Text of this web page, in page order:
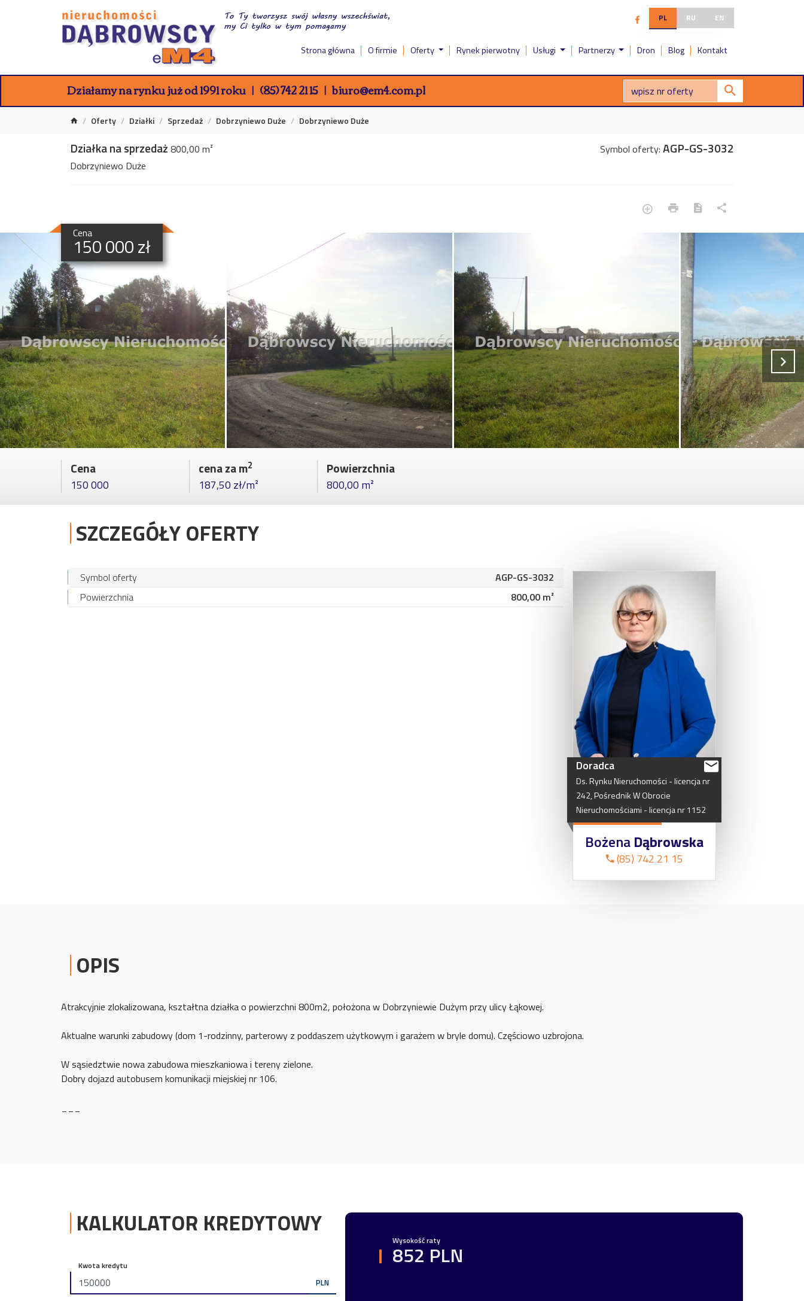
PL RU EN
Strona główna O firmie Oferty Rynek pierwotny Usługi Partnerzy Dron Blog Kontakt
Działamy na rynku już od 1991 roku (85) 742 21 15 biuro@em4.com.pl
Oferty Działki Sprzedaż Dobrzyniewo Duże Dobrzyniewo Duże
Działka na sprzedaż 800,00 m²
Dobrzyniewo Duże
Symbol oferty: AGP-GS-3032
Cena
150 000 zł
Cena
150 000
cena za m2
187,50 zł/m²
Powierzchnia
800,00 m²
SZCZEGÓŁY OFERTY
Symbol oferty
AGP-GS-3032
Powierzchnia
800,00 m²
Doradca
Ds.RynkuNieruchomości -licencjanr
242,PośrednikWObrocie
Nieruchomościami -licencjanr1152
BożenaDąbrowska
(85) 742 21 15
OPIS
Atrakcyjnie zlokalizowana, kształtna działka o powierzchni 800m2, położona w Dobrzyniewie Dużym przy ulicy Łąkowej.
Aktualne warunki zabudowy (dom 1-rodzinny, parterowy z poddaszem użytkowym i garażem w bryle domu). Częściowo uzbrojona.
W sąsiedztwie nowa zabudowa mieszkaniowa i tereny zielone.
Dobry dojazd autobusem komunikacji miejskiej nr 106.
KALKULATOR KREDYTOWY
Kwota kredytu
PLN
Wysokość raty
852 PLN